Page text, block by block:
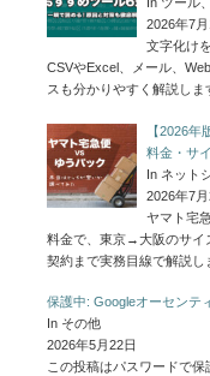
In ツール
2026年7月
文字化け
CSVやExcel、メール、
スも分かりやすく解説しま
【2026
料金・サ
In ネット
2026年7月
ヤマト宅
料金で、東京→大阪のサイ
契約まで実務目線で解説し
保護中: Googleオーセンテ
In その他
2026年5月22日
この投稿はパスワードで保